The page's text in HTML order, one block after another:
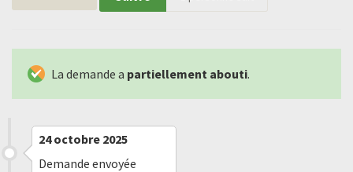
La demande a partiellement abouti.
24 octobre 2025
Demande envoyée